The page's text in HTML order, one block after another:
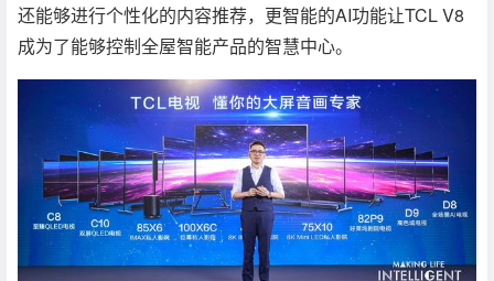
还能够进行个性化的内容推荐，更智能的AI功能让TCL V8
成为了能够控制全屋智能产品的智慧中心。